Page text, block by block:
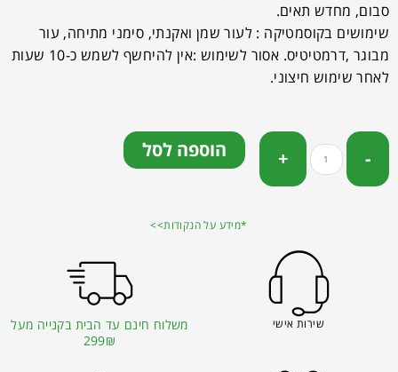
סבום, מחדש תאים.
שימושים בקוסמטיקה : לעור שמן ואקנתי, סימני מתיחה, עור
מבוגר ,דרמטיטיס. אסור לשימוש :אין להיחשף לשמש כ-10 שעות
לאחר שימוש חיצוני.
הוספה לסל
*מידע על הנקודות>>
שירות אישי
משלוח חינם עד הבית בקנייה מעל
299₪